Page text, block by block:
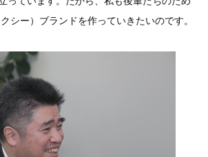
シー）ブランドを作っていきたいのです。